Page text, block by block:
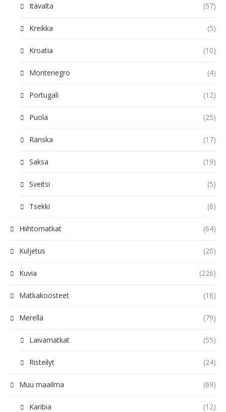
Itävalta (57)
Kreikka (5)
Kroatia (10)
Montenegro (4)
Portugali (12)
Puola (25)
Ranska (17)
Saksa (19)
Sveitsi (5)
Tsekki (6)
Hiihtomatkat (64)
Kuljetus (20)
Kuvia (226)
Matkakoosteet (16)
Merellä (79)
Laivamatkat (55)
Risteilyt (24)
Muu maailma (69)
Karibia (12)